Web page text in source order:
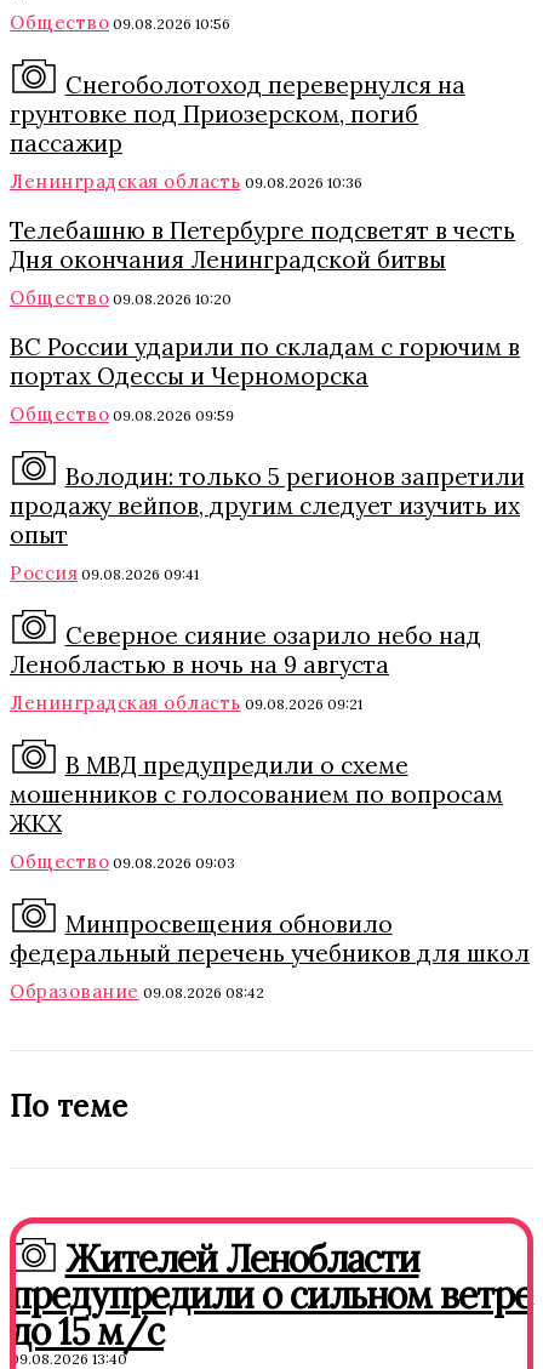
Общество 09.08.2026 10:56
Снегоболотоход перевернулся на
грунтовке под Приозерском, погиб
пассажир
Ленинградская область 09.08.2026 10:36
Телебашню в Петербурге подсветят в честь
Дня окончания Ленинградской битвы
Общество 09.08.2026 10:20
ВС России ударили по складам с горючим в
портах Одессы и Черноморска
Общество 09.08.2026 09:59
Володин: только 5 регионов запретили
продажу вейпов, другим следует изучить их
опыт
Россия 09.08.2026 09:41
Северное сияние озарило небо над
Ленобластью в ночь на 9 августа
Ленинградская область 09.08.2026 09:21
В МВД предупредили о схеме
мошенников с голосованием по вопросам
ЖКХ
Общество 09.08.2026 09:03
Минпросвещения обновило
федеральный перечень учебников для школ
Образование 09.08.2026 08:42
По теме
Жителей Ленобласти
предупредили о сильном ветре
до 15 м/с
09.08.2026 13:40